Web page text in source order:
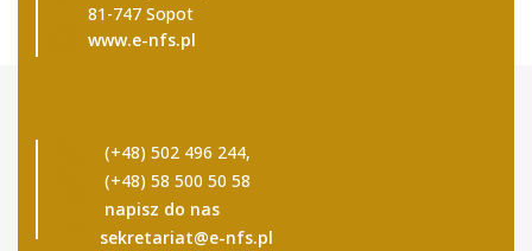
81-747 Sopot
www.e-nfs.pl
(+48) 502 496 244,
(+48) 58 500 50 58
napisz do nas
sekretariat@e-nfs.pl